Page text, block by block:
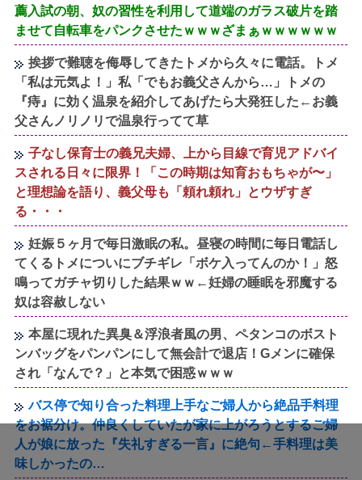
薦入試の朝、奴の習性を利用して道端のガラス破片を踏
ませて自転車をパンクさせたｗｗｗざまぁｗｗｗｗｗｗ
挨拶で難聴を侮辱してきたトメから久々に電話。トメ
「私は元気よ！」私「でもお義父さんから…」トメの
『痔』に効く温泉を紹介してあげたら大発狂した←お義
父さんノリノリで温泉行ってて草
子なし保育士の義兄夫婦、上から目線で育児アドバイ
スされる日々に限界！「この時期は知育おもちゃが〜」
と理想論を語り、義父母も「頼れ頼れ」とウザすぎ
る・・・
妊娠５ヶ月で毎日激眠の私。昼寝の時間に毎日電話し
てくるトメについにブチギレ「ボケ入ってんのか！」怒
鳴ってガチャ切りした結果ｗｗ←妊婦の睡眠を邪魔する
奴は容赦しない
本屋に現れた異臭＆浮浪者風の男、ペタンコのボスト
ンバッグをパンパンにして無会計で退店！Gメンに確保
され「なんで？」と本気で困惑ｗｗｗ
バス停で知り合った料理上手なご婦人から絶品手料理
をお裾分け。仲良くしていたが家に上がろうとするご婦
人が娘に放った『失礼すぎる一言』に絶句←手料理は美
味しかったの…